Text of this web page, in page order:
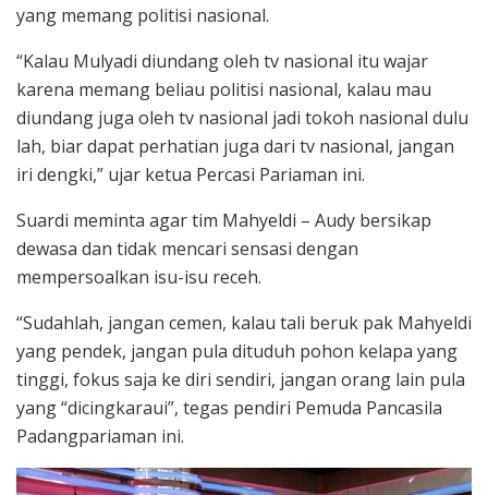
yang memang politisi nasional.
“Kalau Mulyadi diundang oleh tv nasional itu wajar
karena memang beliau politisi nasional, kalau mau
diundang juga oleh tv nasional jadi tokoh nasional dulu
lah, biar dapat perhatian juga dari tv nasional, jangan
iri dengki,” ujar ketua Percasi Pariaman ini.
Suardi meminta agar tim Mahyeldi – Audy bersikap
dewasa dan tidak mencari sensasi dengan
mempersoalkan isu-isu receh.
“Sudahlah, jangan cemen, kalau tali beruk pak Mahyeldi
yang pendek, jangan pula dituduh pohon kelapa yang
tinggi, fokus saja ke diri sendiri, jangan orang lain pula
yang “dicingkaraui”, tegas pendiri Pemuda Pancasila
Padangpariaman ini.